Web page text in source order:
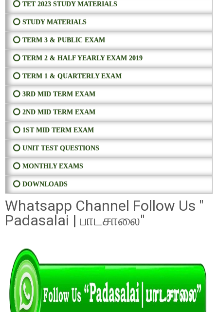
⭕ TET 2023 STUDY MATERIALS
⭕ STUDY MATERIALS
⭕ TERM 3 & PUBLIC EXAM
⭕ TERM 2 & HALF YEARLY EXAM 2019
⭕ TERM 1 & QUARTERLY EXAM
⭕ 3RD MID TERM EXAM
⭕ 2ND MID TERM EXAM
⭕ 1ST MID TERM EXAM
⭕ UNIT TEST QUESTIONS
⭕ MONTHLY EXAMS
⭕ DOWNLOADS
Whatsapp Channel Follow Us "
Padasalai | பாடசாலை"